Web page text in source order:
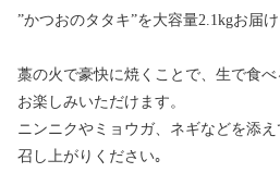
”かつおのタタキ”を大容量2.1kgお届け
藁の火で豪快に焼くことで、生で食
お楽しみいただけます。
ニンニクやミョウガ、ネギなどを添
召し上がりください｡